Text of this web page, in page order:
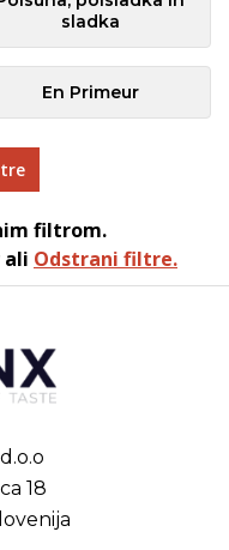
sladka
En Primeur
filtrom.
ali Odstrani filtre.
18